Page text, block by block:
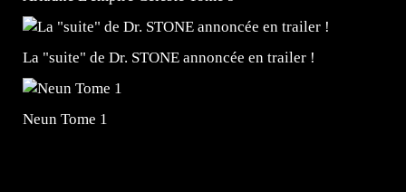
La "suite" de Dr. STONE annoncée en trailer !
Neun Tome 1